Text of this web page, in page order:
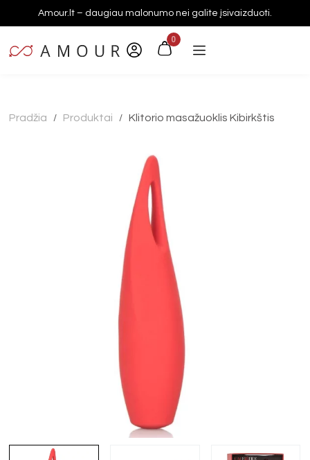
Amour.lt – daugiau malonumo nei galite įsivaizduoti.
0
Pradžia / Produktai / Klitorio masažuoklis Kibirkštis